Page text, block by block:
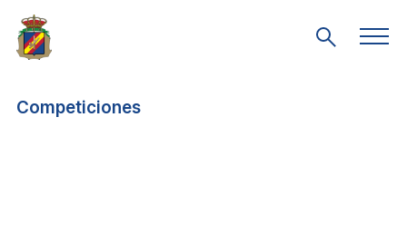
Saltar
al
contenido
Mostrar
Competiciones